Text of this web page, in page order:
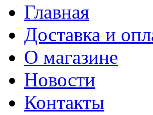
Главная
Доставка и
О магазине
Новости
Контакты